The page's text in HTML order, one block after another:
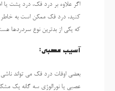
اگر علاوه بر درد فک، درد پشت یا
کنید، درد فک ممکن است به خاطر
که یکی از بدترین نوع سردردها
آسیب عصبی:
بعضی اوقات درد فک می تواند
عصبی یا نورالوژی سه گانه یک